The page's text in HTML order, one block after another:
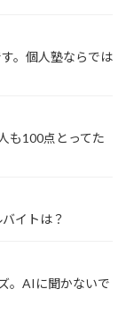
。個人塾ならでは
も100点とってた
イトは？
。AIに聞かないで